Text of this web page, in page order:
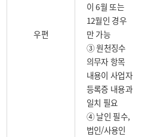
우편
이 6월 또는
12월인 경우
만 가능
③ 원천징수
의무자 항목
내용이 사업자
등록증 내용과
일치 필요
④ 날인 필수,
법인/사용인